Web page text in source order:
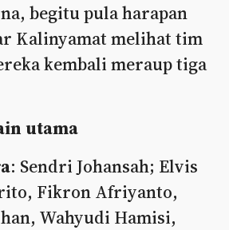
begitu pula harapan
Kalinyamat melihat tim
kembali meraup tiga
utama
: Sendri Johansah; Elvis
Fikron Afriyanto,
Wahyudi Hamisi,